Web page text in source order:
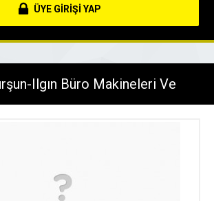
ÜYE GİRİŞİ YAP
Ilgın Büro Makineleri Ve